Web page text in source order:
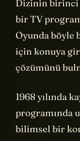
Dizinin birinci
bir TV
Oyunda böyle
için konuya
1968 yılında
programında